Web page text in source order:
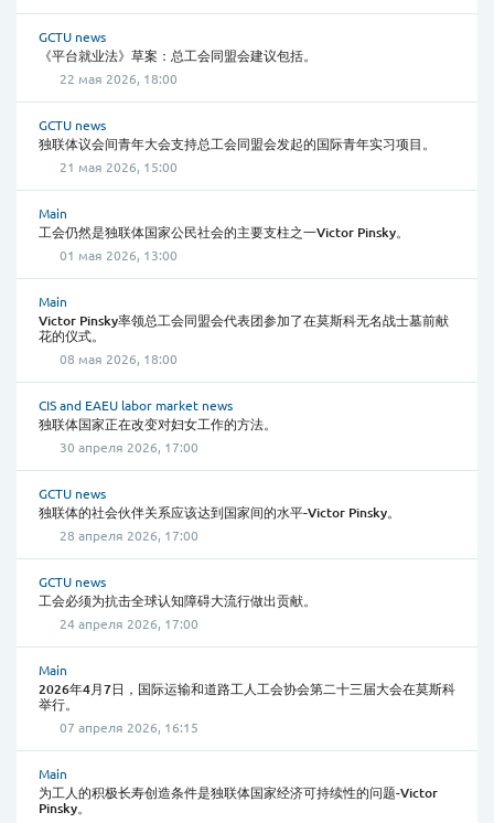
GCTU news
《平台就业法》草案：总工会同盟会建议包括。
22 мая 2026, 18:00
GCTU news
独联体议会间青年大会支持总工会同盟会发起的国际青年实习项目。
21 мая 2026, 15:00
Main
工会仍然是独联体国家公民社会的主要支柱之一Victor Pinsky。
01 мая 2026, 13:00
Main
Victor Pinsky率领总工会同盟会代表团参加了在莫斯科无名战士墓前献
花的仪式。
08 мая 2026, 18:00
CIS and EAEU labor market news
独联体国家正在改变对妇女工作的方法。
30 апреля 2026, 17:00
GCTU news
独联体的社会伙伴关系应该达到国家间的水平-Victor Pinsky。
28 апреля 2026, 17:00
GCTU news
工会必须为抗击全球认知障碍大流行做出贡献。
24 апреля 2026, 17:00
Main
2026年4月7日，国际运输和道路工人工会协会第二十三届大会在莫斯科
举行。
07 апреля 2026, 16:15
Main
为工人的积极长寿创造条件是独联体国家经济可持续性的问题-Victor
Pinsky。